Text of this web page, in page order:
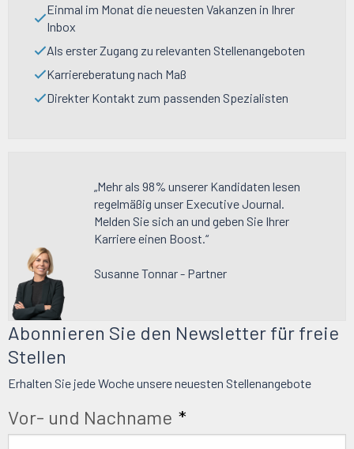
Einmal im Monat die neuesten Vakanzen in Ihrer
Inbox
Als erster Zugang zu relevanten Stellenangeboten
Karriereberatung nach Maß
Direkter Kontakt zum passenden Spezialisten
„Mehr als 98% unserer Kandidaten lesen
regelmäßig unser Executive Journal.
Melden Sie sich an und geben Sie Ihrer
Karriere einen Boost.“
Susanne Tonnar - Partner
Abonnieren Sie den Newsletter für freie
Stellen
Erhalten Sie jede Woche unsere neuesten Stellenangebote
Vor- und Nachname *